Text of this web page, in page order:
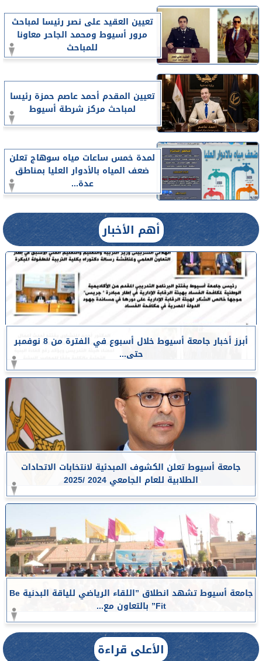
تعيين العقيد على نصر رئيسا لمباحث
مرور أسيوط ومحمد الجاحر معاونا
للمباحث
تعيين المقدم أحمد عاصم حمزة رئيسا
لمباحث مركز شرطة أسيوط
لمدة خمس ساعات مياه سوهاج تعلن
ضعف المياه بالأدوار العليا بمناطق
عدة...
أهم الأخبار
أبرز أخبار جامعة أسيوط خلال أسبوع في الفترة من 8 نوفمبر
حتى...
جامعة أسيوط تعلن الكشوف المبدئية لانتخابات الاتحادات
الطلابية للعام الجامعي 2024 /2025
جامعة أسيوط تشهد انطلاق ”اللقاء الرياضي للياقة البدنية Be
Fit” بالتعاون مع...
الأعلى قراءة